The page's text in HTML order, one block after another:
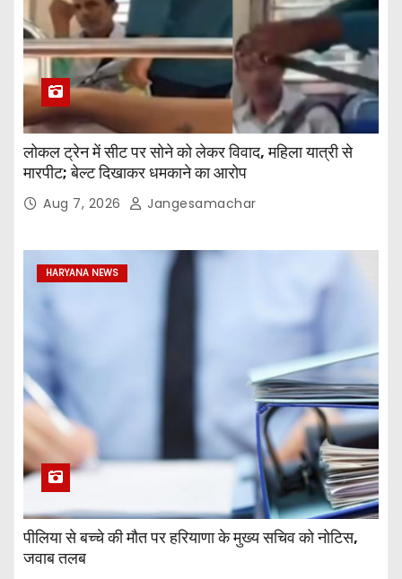
लोकल ट्रेन में सीट पर सोने को लेकर विवाद, महिला यात्री से
मारपीट; बेल्ट दिखाकर धमकाने का आरोप
Aug 7, 2026 Jangesamachar
HARYANA NEWS
पीलिया से बच्चे की मौत पर हरियाणा के मुख्य सचिव को नोटिस,
जवाब तलब